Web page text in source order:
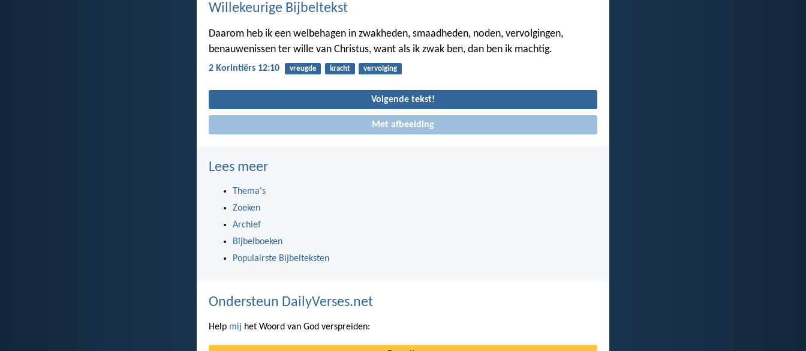
Willekeurige Bijbeltekst
Daarom heb ik een welbehagen in zwakheden, smaadheden, noden, vervolgingen,
benauwenissen ter wille van Christus, want als ik zwak ben, dan ben ik machtig.
2 Korintiërs 12:10 vreugde kracht vervolging
Volgende tekst!
Met afbeelding
Lees meer
Thema's
Zoeken
Archief
Bijbelboeken
Populairste Bijbelteksten
Ondersteun DailyVerses.net
Help mij het Woord van God verspreiden: